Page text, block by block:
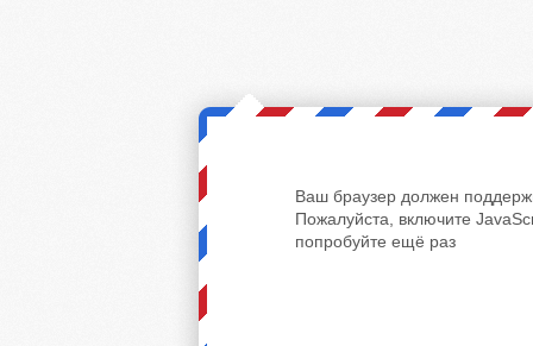
Ваш браузер должен
Пожалуйста, включите
попробуйте ещё раз